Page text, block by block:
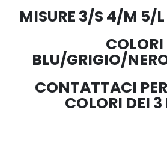
MISURE 3/S 4/M 5/
COLORI
BLU/GRIGIO/
CONTATTACI
COLORI DEI 3